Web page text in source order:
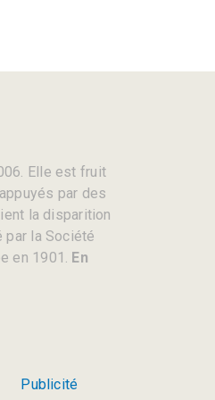
Elle est fruit
par des
la disparition
par la Société
en 1901. En
Publicité